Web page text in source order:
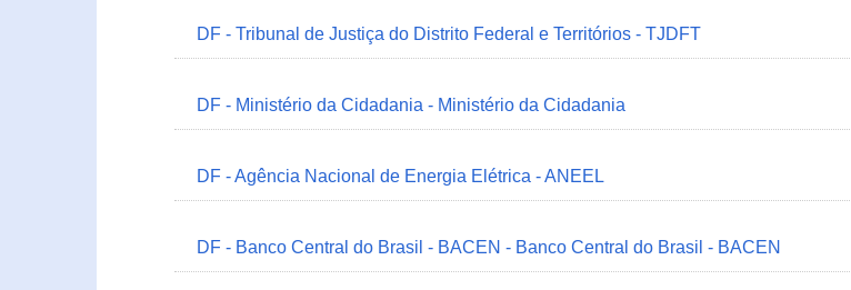
DF - Tribunal de Justiça do Distrito Federal e Territórios - TJDFT
DF - Ministério da Cidadania - Ministério da Cidadania
DF - Agência Nacional de Energia Elétrica - ANEEL
DF - Banco Central do Brasil - BACEN - Banco Central do Brasil - BACEN